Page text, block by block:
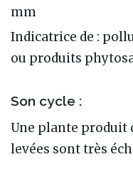
mm
Indicatrice de :
ou produits
Son cycle :
Une plante produit
levées sont très